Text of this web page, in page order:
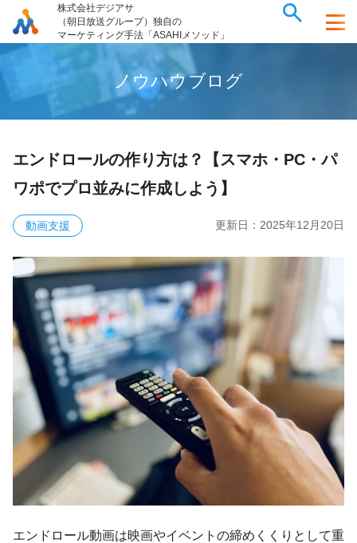
株式会社デジアサ
（朝日放送グループ）独自の
マーケティング手法「ASAHIメソッド」
ノウハウブロ グ
エンドロールの作り方は？【スマホ・PC・パ
ワポでプロ並みに作成しよう】
動画支援 更新日： 2025年12月20日
エンドロール動画は映画やイベントの締めくくりとして重